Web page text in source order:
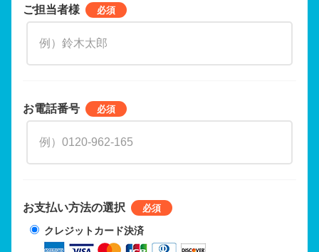
ご担当者様
お電話番号
お支払い方法の選択
クレジットカード決済